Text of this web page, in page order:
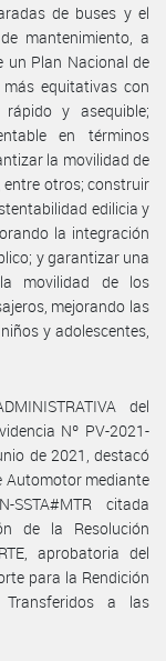
de buses y el
mantenimiento, a
un Plan Nacional de
equitativas con
y asequible;
en términos
la movilidad de
entre otros; construir
edilicia y
la integración
y garantizar una
movilidad de los
mejorando las
y adolescentes,
del
Nº PV-2021-
de 2021, destacó
Automotor mediante
SSTA#MTR citada
de la Resolución
aprobatoria del
para la Rendición
Transferidos a las